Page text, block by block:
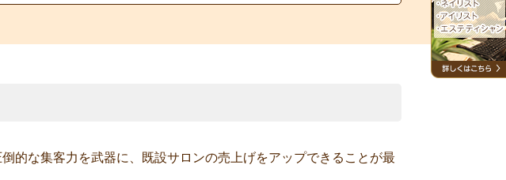
的な集客力を武器に、既設サロンの売上げをアップできることが最